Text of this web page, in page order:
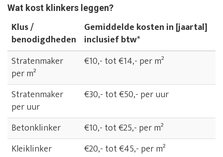
Wat kost klinkers leggen?
Klus /
benodigdheden
Gemiddelde kosten in [jaartal]
inclusief btw*
Stratenmaker
per m²
€10,- tot €14,- per m²
Stratenmaker
per uur
€30,- tot €50,- per uur
Betonklinker
€10,- tot €25,- per m²
Kleiklinker
€20,- tot €45,- per m²